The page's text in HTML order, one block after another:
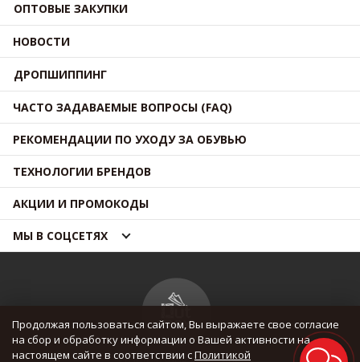
ОПТОВЫЕ ЗАКУПКИ
НОВОСТИ
ДРОПШИППИНГ
ЧАСТО ЗАДАВАЕМЫЕ ВОПРОСЫ (FAQ)
РЕКОМЕНДАЦИИ ПО УХОДУ ЗА ОБУВЬЮ
ТЕХНОЛОГИИ БРЕНДОВ
АКЦИИ И ПРОМОКОДЫ
МЫ В СОЦСЕТЯХ
Продолжая пользоваться сайтом, Вы выражаете свое согласие
на сбор и обработку информации о Вашей активности на
настоящем сайте в соответствии сПолитикой